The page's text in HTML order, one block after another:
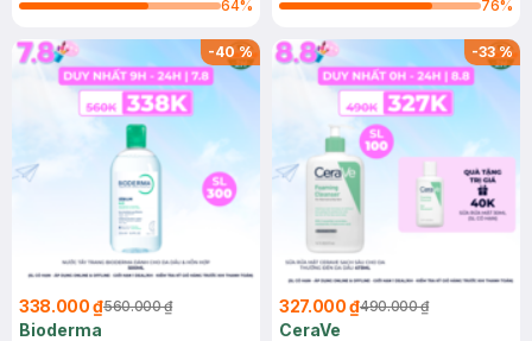
64% 76%
-40%
338.000 ₫560.000 ₫
Bioderma
-33%
327.000 ₫490.000 ₫
CeraVe